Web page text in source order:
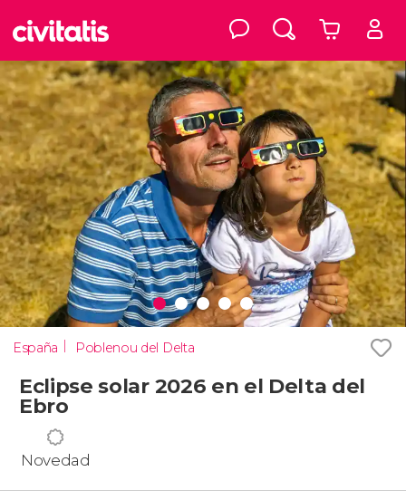
España Poblenou del Delta
Eclipse solar 2026 en el Delta del
Ebro
Novedad